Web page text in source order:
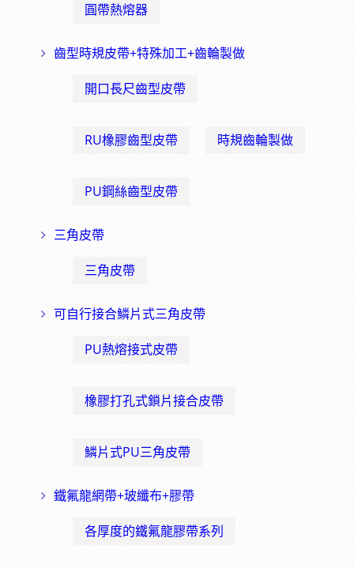
圓帶熱熔器
齒型時規皮帶+特殊加工+齒輪製做
開口長尺齒型皮帶
RU橡膠齒型皮帶 時規齒輪製做
PU鋼絲齒型皮帶
三角皮帶
三角皮帶
可自行接合鱗片式三角皮帶
PU熱熔接式皮帶
橡膠打孔式鎖片接合皮帶
鱗片式PU三角皮帶
鐵氟龍網帶+玻纖布+膠帶
各厚度的鐵氟龍膠帶系列